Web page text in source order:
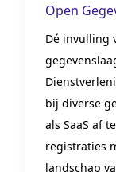
Open
Dé invulling
bij diverse
als SaaS af
registraties
landschap